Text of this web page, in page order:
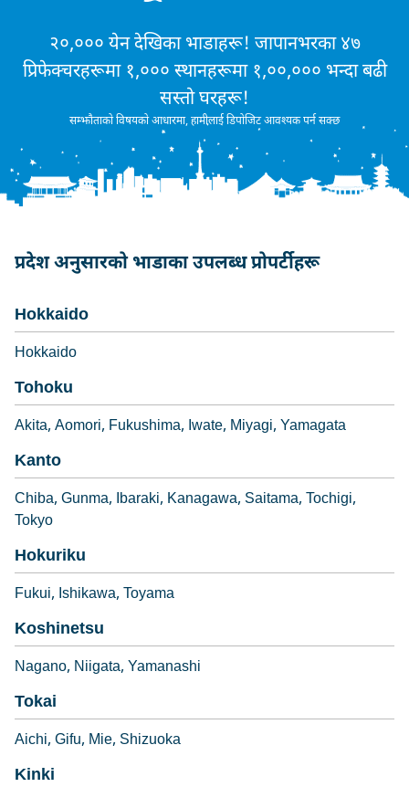
२०,००० येन देखिका भाडाहरू! जापानभरका ४७
प्रिफेक्चरहरूमा १,००० स्थानहरूमा १,००,००० भन्दा बढी
सस्तो घरहरू!
सम्झौताको विषयको आधारमा, हामीलाई डिपोजिट आवश्यक पर्न सक्छ
प्रदेश अनुसारको भाडाका उपलब्ध प्रोपर्टीहरू
Hokkaido
Hokkaido
Tohoku
Akita Aomori Fukushima Iwate Miyagi Yamagata
Kanto
Chiba Gunma Ibaraki Kanagawa Saitama Tochigi
Tokyo
Hokuriku
Fukui Ishikawa Toyama
Koshinetsu
Nagano Niigata Yamanashi
Tokai
Aichi Gifu Mie Shizuoka
Kinki